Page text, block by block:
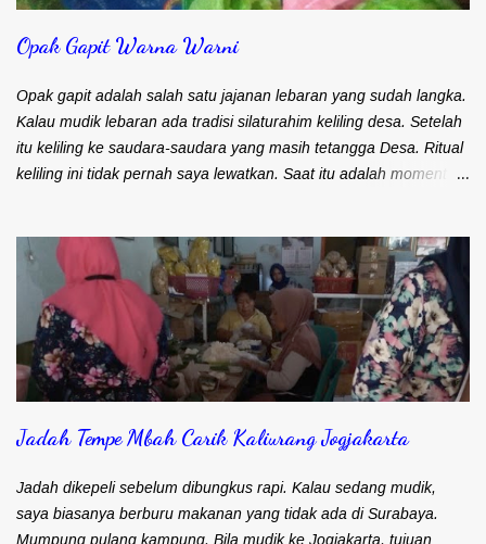
barangnya. Ongkos kirim lebih murah. Namun tidak semua driver
pelanggan. Ada saja driver yang muter-muter entah kemana.
Selain itu juga pernah te...
Opak Gapit Warna Warni
Opak gapit adalah salah satu jajanan lebaran yang sudah langka.
Kalau mudik lebaran ada tradisi silaturahim keliling desa. Setelah
itu keliling ke saudara-saudara yang masih tetangga Desa. Ritual
keliling ini tidak pernah saya lewatkan. Saat itu adalah moment
perburuan saya adalah opak gapit. Jajanan ini sering disebut juga
dengan nama opak gambir atau kue semprong. Kalau di daerah
Blitar, Kediri, Malang dan sekitarnya menyebut jajanan ini opak
gambir. Kalau daerah Nganjuk, Jombang, Tulungagung,
Trenggalek menyebutnya opak gapit. Kalau di Surabaya saya
pernah dengar orang menyebut jajanan ini dengan kue
nama apa? Kalau di Desa, opak gapit selalu dibikin sendiri. Ada
Oleh karena itu, setiap keluarga mempunyai rasa yang berbeda
meskip...
Jadah Tempe Mbah Carik Kaliurang Jogjakarta
Jadah dikepeli sebelum dibungkus rapi. Kalau sedang mudik,
saya biasanya berburu makanan yang tidak ada di Surabaya.
Mumpung pulang kampung. Bila mudik ke Jogjakarta, tujuan